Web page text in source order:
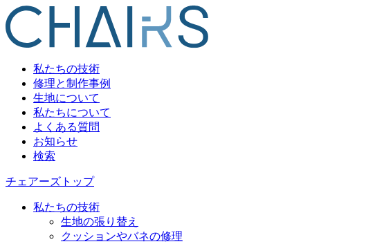
私たちの技術
修理と制作事例
生地について
私たちについて
よくある質問
お知らせ
検索
チェアーズトップ
私たちの技術
生地の張り替え
クッションやバネの修理